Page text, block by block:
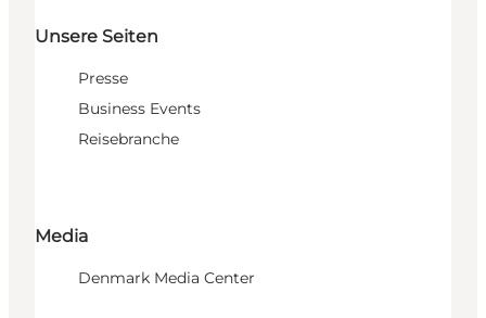
Unsere Seiten
Presse
Business Events
Reisebranche
Media
Denmark Media Center